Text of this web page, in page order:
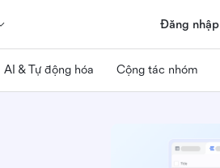
Đăng nhập
AI & Tự động hóa Cộng tác nhóm